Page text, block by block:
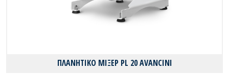
ΠΛΑΝΗΤΙΚΟ ΜΙΞΕΡ PL 20 AVANCINI